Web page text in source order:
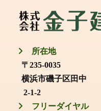
所在地
〒235-0035
横浜市磯子区田中
2-1-2
フリーダイヤル